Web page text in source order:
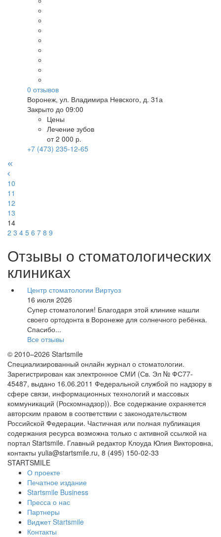
0 отзывов
Воронеж, ул. Владимира Невского, д. 31а
Закрыто до 09:00
Цены
Лечение зубов
от 2 000 р.
+7 (473) 235-12-65
10
11
12
13
14
2 3 4 5 6 7 8 9
Отзывы о стоматологических
клиниках
Центр стоматологии Виртуоз
16 июля 2026
Супер стоматология! Благодаря этой клинике нашли
своего ортодонта в Воронеже для солнечного ребёнка.
Спасибо...
Все отзывы
© 2010–2026 Startsmile
Специализированный онлайн журнал о стоматологии.
Зарегистрирован как электронное СМИ (Св. Эл № ФС77-
45487, выдано 16.06.2011 Федеральной службой по надзору в
сфере связи, информационных технологий и массовых
коммуникаций (Роскомнадзор)). Все содержание охраняется
авторским правом в соответствии с законодательством
Российской Федерации. Частичная или полная публикация
содержания ресурса возможна только с активной ссылкой на
портал Startsmile. Главный редактор Клоуда Юлия Викторовна,
контакты yulia@startsmile.ru, 8 (495) 150-02-33
STARTSMILE
О проекте
Печатное издание
Startsmile Business
Пресса о нас
Партнеры
Виджет Startsmile
Контакты